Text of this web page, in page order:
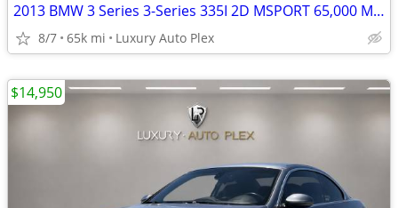
2013 BMW 3 Series 3-Series 335I 2D MSPORT 65,000 MILES LOADED SHARP Co
8/7 65k mi Luxury Auto Plex
$14,950